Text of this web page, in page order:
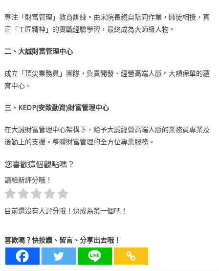
專注「財富管理」教育訓練。由宋院長親自陪同作業，師徒相授，真
正「工匠精神」的實戰經驗學習，最終成為大師級人物。
二、大誠財富管理中心
成立「頂尖業務員」團隊，負責開發、經營高端人脈。大額保單的蘊
育中心。
三、KEDP(安致勤資)財富管理中心
在大誠財富管理中心架構下，給予大誠經營高端人脈的業務員專業及
後勤上的支援。整體財富管理的全方位專業服務。
您喜歡這個觀點嗎？
請給新評分哦！
目前還沒有人評分哦！快成為第一個吧！
喜歡嗎？快按讚、留言、分享出去哦！